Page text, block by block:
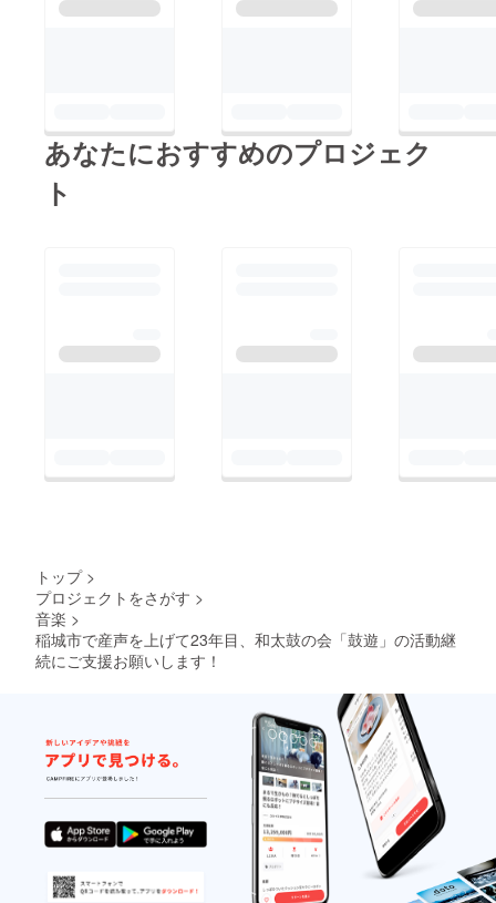
あなたにおすすめのプロジェク
ト
トップ >
プロジェクトをさがす >
音楽 >
稲城市で産声を上げて23年目、和太鼓の会「鼓遊」の活動継
続にご支援お願いします！